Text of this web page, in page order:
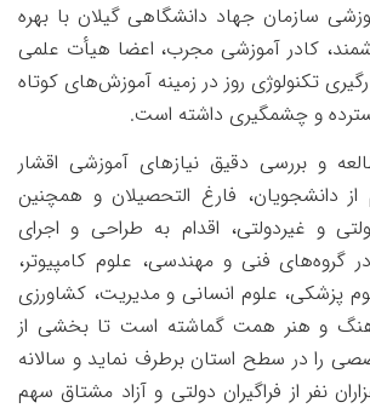
سازمان جهاد دانشگاهی گیلان با بهره
کادر آموزشی مجرب، اعضا هیأت علمی
تکنولوژی روز در زمینه آموزش‌های کوتاه
و چشمگیری داشته است.
و بررسی دقیق نیازهای آموزشی اقشار
دانشجویان، فارغ التحصیلان و همچنین
و غیردولتی، اقدام به طراحی و اجرای
فنی و مهندسی، علوم کامپیوتر،
پزشکی، علوم انسانی و مدیریت، کشاورزی
و هنر همت گماشته است تا بخشی از
را در سطح استان برطرف نماید و سالانه
نفر از فراگیران دولتی و آزاد مشتاق سهم